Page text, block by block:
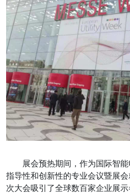
展会预热期间，作为国际智能
指导性和创新性的专业会议暨展
次大会吸引了全球数百家企业展